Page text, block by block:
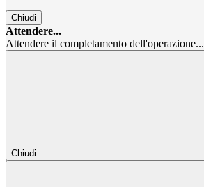
Chiudi
Attendere...
Attendere il completamento dell'operazione...
Chiudi